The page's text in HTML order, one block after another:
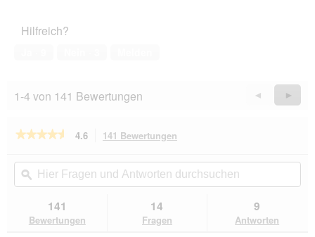
5
Hilfreich?
1-4 von 141 Bewertungen
Zurück
Reviews
◄
Weiter
►
★★★★★
★★★★★
5
lesen
SELECT
4.6 141 Bewertungen
Aktion
navigierst
du
Bewertungen.
Hier
Fragen
und
Antworten
durchsuchen
ϙ
141
Bewertungen
14
Fragen
9
Antworten